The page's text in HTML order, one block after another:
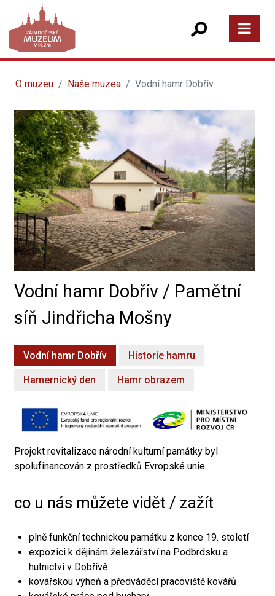
O muzeu Naše muzea Vodní hamr Dobřív
Vodní hamr Dobřív / Pamětní
síň Jindřicha Mošny
Vodní hamr Dobřív Historie hamru
Hamernický den Hamr obrazem
Projekt revitalizace národní kulturní památky byl
spolufinancován z prostředků Evropské unie.
co u nás můžete vidět / zažít
plně funkční technickou památku z konce 19. století
expozici k dějinám železářství na Podbrdsku a
hutnictví v Dobřívě
kovářskou výheň a předváděcí pracoviště kovářů